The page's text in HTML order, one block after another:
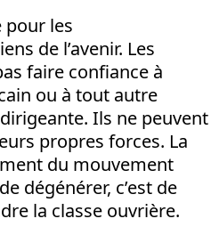
pour les
de l’avenir. Les
faire confiance à
ou à tout autre
Ils ne peuvent
propres forces. La
du mouvement
dégénérer, c’est de
la classe ouvrière.